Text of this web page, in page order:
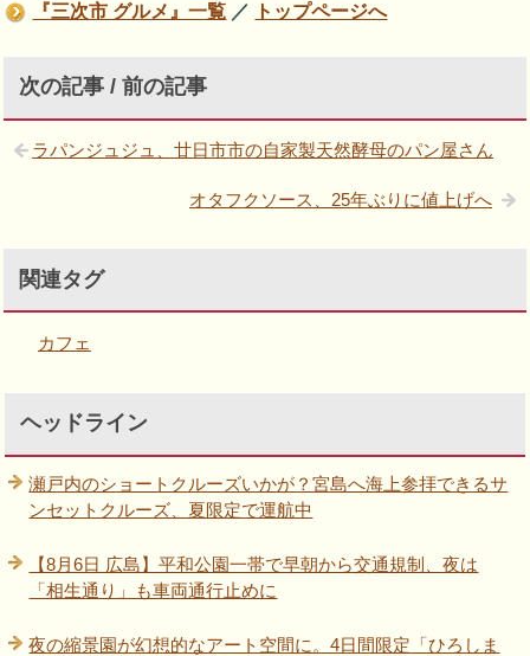
『三次市 グルメ』一覧 ／ トップページへ
次の記事 / 前の記事
ラパンジュジュ、廿日市市の自家製天然酵母のパン屋さん
オタフクソース、25年ぶりに値上げへ
関連タグ
カフェ
ヘッドライン
瀬戸内のショートクルーズいかが？宮島へ海上参拝できるサ
ンセットクルーズ、夏限定で運航中
【8月6日 広島】平和公園一帯で早朝から交通規制、夜は
「相生通り」も車両通行止めに
夜の縮景園が幻想的なアート空間に。4日間限定「ひろしま